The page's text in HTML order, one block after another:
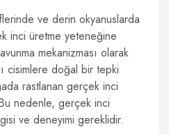
ve derin okyanuslarda
inci üretme yeteneğine
mekanizması olarak
cisimlere doğal bir tepki
rastlanan gerçek inci
Bu nedenle, gerçek inci
ve deneyimi gereklidir.